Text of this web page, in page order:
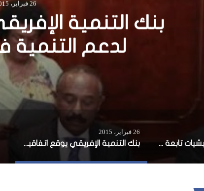
معارك عنيفة بين
لإدارتي جلمذغ
معارك عنيفة بين مليشيات تابعة لإدارتي جلمذغ وبنت لاند في وسط الصومال
26 فبراير، 2015
بنك التنمية الإفريقي يوقع اتفاقية لدعم التنمية في الصومال